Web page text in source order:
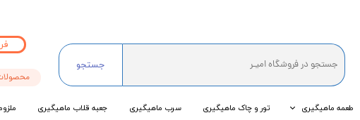
جستجو
طعمه ماهیگیری تور و چاک ماهیگیری سرب ماهیگیری جعبه قلاب ماهیگیری